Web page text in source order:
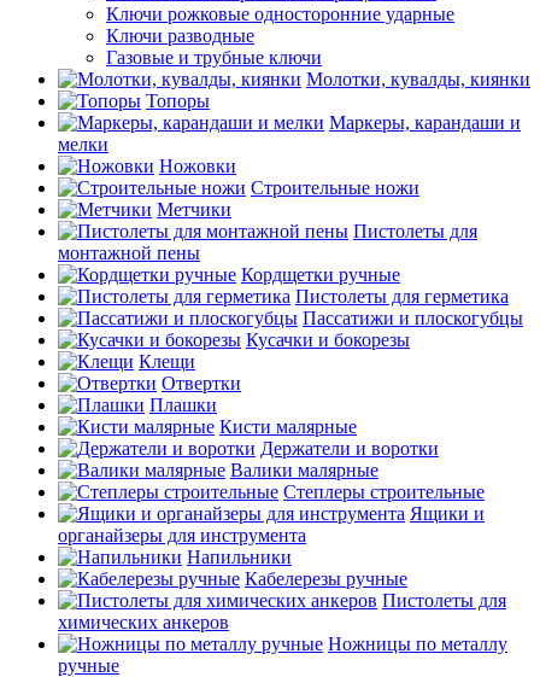
Ключи рожковые односторонние ударные
Ключи разводные
Газовые и трубные ключи
Молотки, кувалды, киянки
Топоры
Маркеры, карандаши и
мелки
Ножовки
Строительные ножи
Метчики
Пистолеты для
монтажной пены
Кордщетки ручные
Пистолеты для герметика
Пассатижи и плоскогубцы
Кусачки и бокорезы
Клещи
Отвертки
Плашки
Кисти малярные
Держатели и воротки
Валики малярные
Степлеры строительные
Ящики и
органайзеры для инструмента
Напильники
Кабелерезы ручные
Пистолеты для
химических анкеров
Ножницы по металлу
ручные